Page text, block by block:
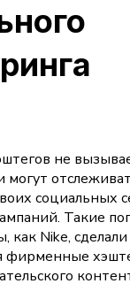
не
могут
социальных
Такие
как Nike,
фирменные